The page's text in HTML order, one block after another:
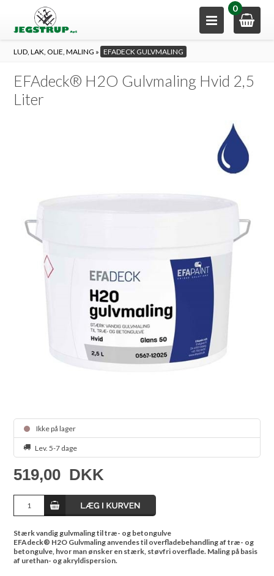
0
LUD, LAK, OLIE, MALING » EFADECK GULVMALING
EFAdeck® H2O Gulvmaling Hvid 2,5
Liter
Ikke på lager
Lev. 5-7 dage
519,00 DKK
Stærk vandig gulvmaling til træ- og betongulve
EFAdeck® H2O Gulvmaling anvendes til overfladebehandling af træ- og
betongulve, hvor man ønsker en stærk, støvfri overflade. Maling på basis
af urethan- og akryldispersion.